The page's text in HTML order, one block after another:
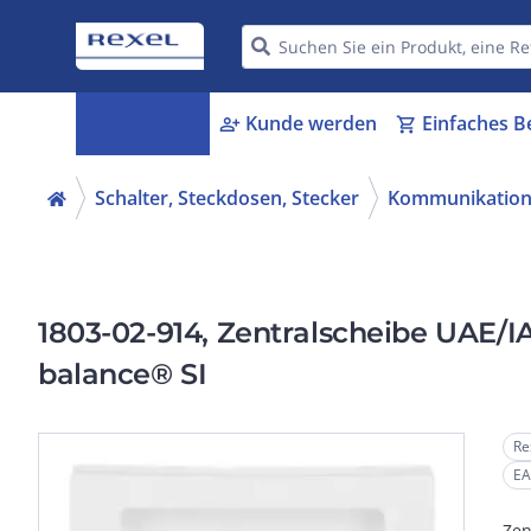
person_add Kunde werden shopping_cart Einfaches
Schalter, Steckdosen, Stecker
1803-02-914, Zentralscheibe UAE/
balance® SI